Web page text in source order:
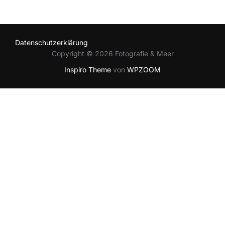
Datenschutzerklärung
Copyright © 2026 Fotografie & Meer
Inspiro Theme von WPZOOM